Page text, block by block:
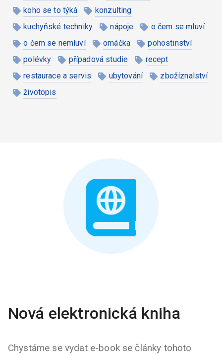
koho se to týká
konzulting
kuchyňské techniky
nápoje
o čem se mluví
o čem se nemluví
omáčka
pohostinství
polévky
případová studie
recept
restaurace a servis
ubytování
zbožíznalství
životopis
Nová elektronická kniha
Chystáme se vydat e-book se články tohoto